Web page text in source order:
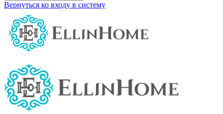
Вернуться ко входу в систему